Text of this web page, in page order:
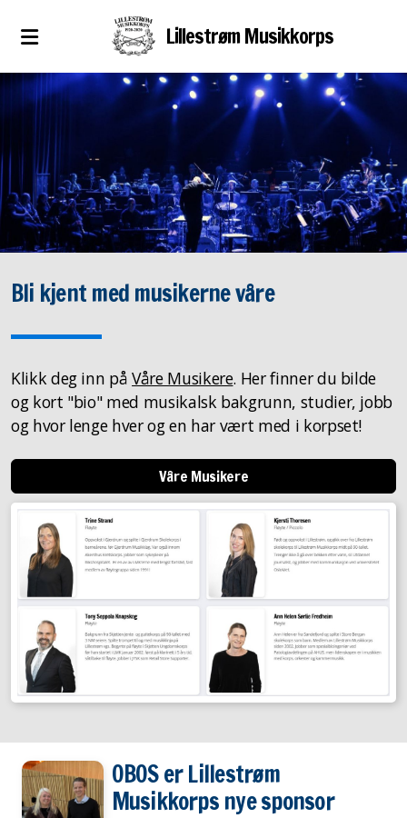
Lillestrøm Musikkorps
Bli kjent med musikerne våre
Klikk deg inn påVåre Musikere. Her finner du bilde
og kort "bio" med musikalsk bakgrunn, studier, jobb
og hvor lenge hver og en har vært med i korpset!
Våre Musikere
OBOS er Lillestrøm
Musikkorps nye sponsor